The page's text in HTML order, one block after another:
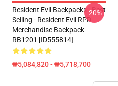
Resident Evil Backpacks - Best
Selling - Resident Evil RPD
Merchandise Backpack
RB1201 [ID555814]
₩5,084,820 - ₩5,718,700
-20%